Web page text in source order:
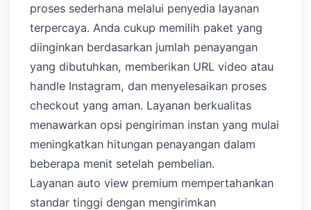
proses sederhana melalui penyedia layanan
terpercaya. Anda cukup memilih paket yang
diinginkan berdasarkan jumlah penayangan
yang dibutuhkan, memberikan URL video atau
handle Instagram, dan menyelesaikan proses
checkout yang aman. Layanan berkualitas
menawarkan opsi pengiriman instan yang mulai
meningkatkan hitungan penayangan dalam
beberapa menit setelah pembelian.
Layanan auto view premium mempertahankan
standar tinggi dengan mengirimkan